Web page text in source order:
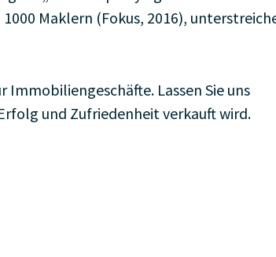
Maklern (Fokus, 2016),
Lassen Sie uns
und Zufriedenheit verkauft wird.